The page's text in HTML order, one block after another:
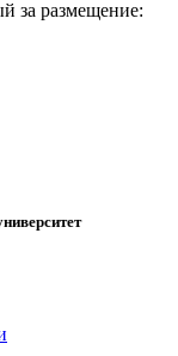
за размещение: